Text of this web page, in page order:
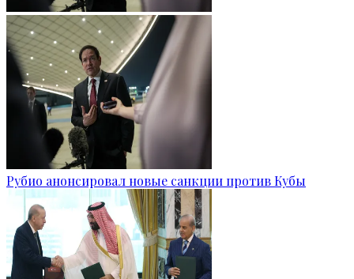
Рубио анонсировал новые санкции против Кубы